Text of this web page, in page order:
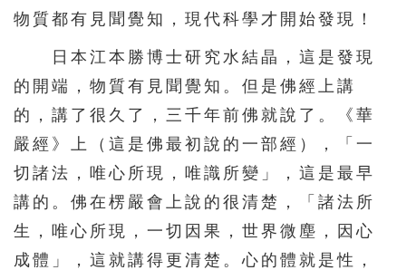
物質都有見聞覺知，現代科學才開始發現！
日本江本勝博士研究水結晶，這是發現
的開端，物質有見聞覺知。但是佛經上講
的，講了很久了，三千年前佛就說了。《華
嚴經》上（這是佛最初說的一部經），「一
切諸法，唯心所現，唯識所變」，這是最早
講的。佛在楞嚴會上說的很清楚，「諸法所
生，唯心所現，一切因果，世界微塵，因心
成體」，這就講得更清楚。心的體就是性，